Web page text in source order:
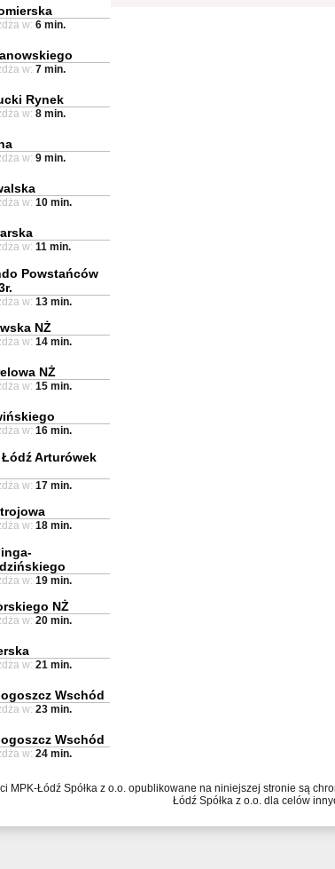
w: 6 min.
w: 7 min.
Rynek
w: 8 min.
w: 9 min.
w: 10 min.
w: 11 min.
Powstańców
w: 13 min.
NŻ
w: 14 min.
NŻ
w: 15 min.
w: 16 min.
Łódź Arturówek
w: 17 min.
w: 18 min.
w: 19 min.
NŻ
w: 20 min.
w: 21 min.
Wschód
w: 23 min.
Wschód
w: 24 min.
MPK-Łódź Spółka z o.o. opublikowane na niniejszej stronie są
Łódź Spółka z o.o. dla celów